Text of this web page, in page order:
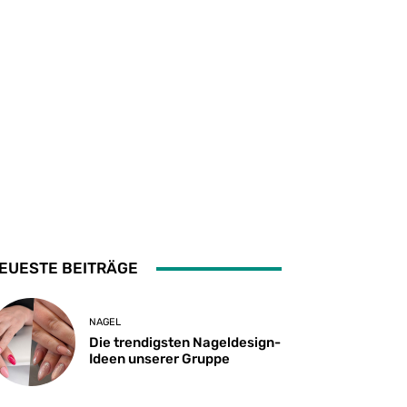
BEITRÄGE
NAGEL
Die trendigsten Nageldesign-
Ideen unserer Gruppe